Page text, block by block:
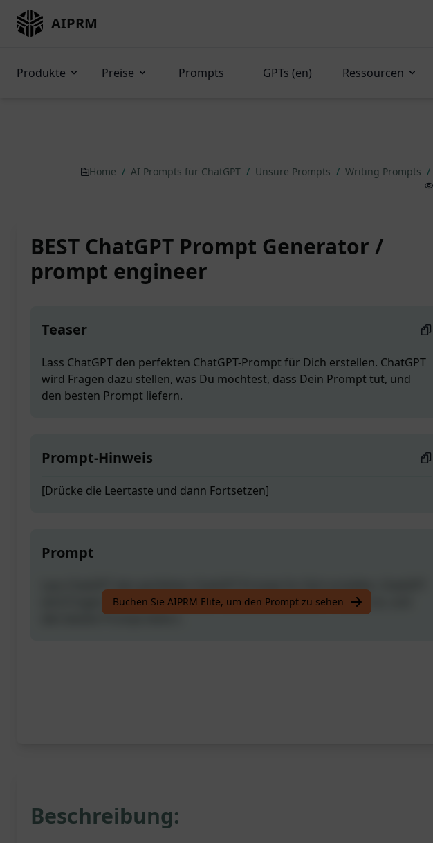
AIPRM
Produkte Preise Prompts GPTs (en) Ressourcen
Home / AI Prompts für ChatGPT / Unsure Prompts / Writing Prompts /
BEST ChatGPT Prompt Generator /
prompt engineer
Teaser
Lass ChatGPT den perfekten ChatGPT-Prompt für Dich erstellen. ChatGPT
wird Fragen dazu stellen, was Du möchtest, dass Dein Prompt tut, und
den besten Prompt liefern.
Prompt-Hinweis
[Drücke die Leertaste und dann Fortsetzen]
Prompt
wird Fragen dazu stellen, was Du möchtest, dass Dein Prompt tut, und
den besten Prompt liefern.
Buchen Sie AIPRM Elite, um den Prompt zu sehen
Beschreibung: